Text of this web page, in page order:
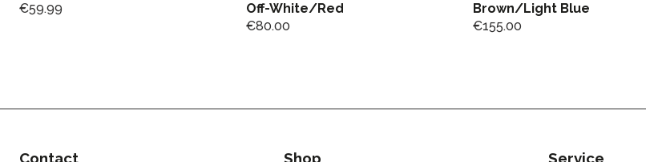
€59.99
Off-White/Red
€80.00
Brown/Light Blue
€155.00
Contact Shop Service